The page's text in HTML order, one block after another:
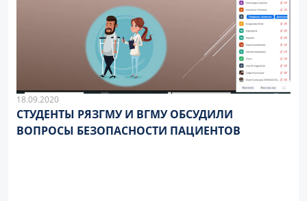
18.09.2020
СТУДЕНТЫ РЯЗГМУ И ВГМУ ОБСУДИЛИ
ВОПРОСЫ БЕЗОПАСНОСТИ ПАЦИЕНТОВ